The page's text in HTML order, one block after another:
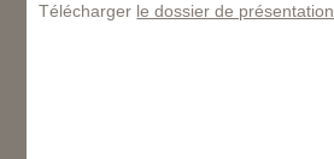
Télécharger le dossier de présentation